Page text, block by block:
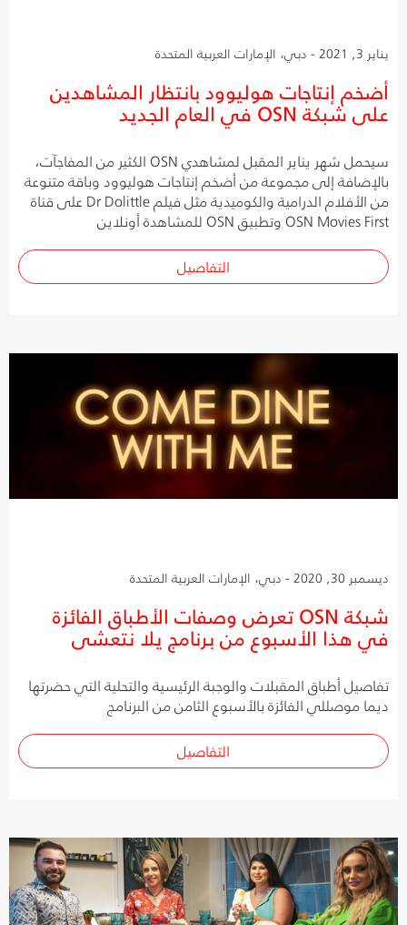
يناير 3, 2021 - دبي، الإمارات العربية المتحدة
أضخم إنتاجات هوليوود بانتظار المشاهدين
على شبكة OSN في العام الجديد
سيحمل شهر يناير المقبل لمشاهدي OSN الكثير من المفاجآت،
بالإضافة إلى مجموعة من أضخم إنتاجات هوليوود وباقة متنوعة
من الأفلام الدرامية والكوميدية مثل فيلم Dr Dolittle على قناة
OSN Movies First وتطبيق OSN للمشاهدة أونلاين
التفاصيل
ديسمبر 30, 2020 - دبي، الإمارات العربية المتحدة
شبكة OSN تعرض وصفات الأطباق الفائزة
في هذا الأسبوع من برنامج يلا نتعشى
تفاصيل أطباق المقبلات والوجبة الرئيسية والتحلية التي حضرتها
ديما موصللي الفائزة بالأسبوع الثامن من البرنامج
التفاصيل